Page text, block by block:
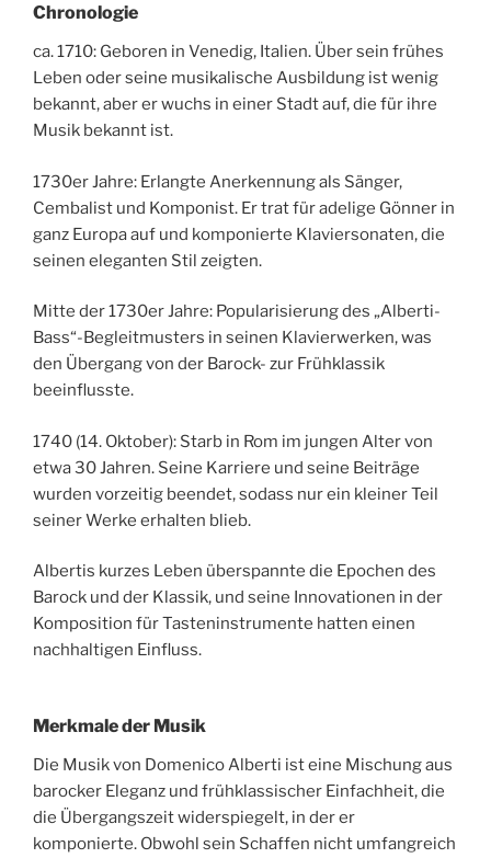
Chronologie
ca. 1710: Geboren in Venedig, Italien. Über sein frühes
Leben oder seine musikalische Ausbildung ist wenig
bekannt, aber er wuchs in einer Stadt auf, die für ihre
Musik bekannt ist.
1730er Jahre: Erlangte Anerkennung als Sänger,
Cembalist und Komponist. Er trat für adelige Gönner in
ganz Europa auf und komponierte Klaviersonaten, die
seinen eleganten Stil zeigten.
Mitte der 1730er Jahre: Popularisierung des „Alberti-
Bass“-Begleitmusters in seinen Klavierwerken, was
den Übergang von der Barock- zur Frühklassik
beeinflusste.
1740 (14. Oktober): Starb in Rom im jungen Alter von
etwa 30 Jahren. Seine Karriere und seine Beiträge
wurden vorzeitig beendet, sodass nur ein kleiner Teil
seiner Werke erhalten blieb.
Albertis kurzes Leben überspannte die Epochen des
Barock und der Klassik, und seine Innovationen in der
Komposition für Tasteninstrumente hatten einen
nachhaltigen Einfluss.
Merkmale der Musik
Die Musik von Domenico Alberti ist eine Mischung aus
barocker Eleganz und frühklassischer Einfachheit, die
die Übergangszeit widerspiegelt, in der er
komponierte. Obwohl sein Schaffen nicht umfangreich